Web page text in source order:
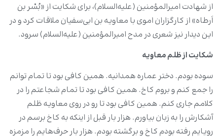
از شهادت امیرالمؤمنین (علیه‌السلام)، برای شکایت از «بُسْر بن
اَرطاه» از کارگزاران اموی با معاویه بن ابی‌سفیان ملاقات کرد و در
این دیدار نیز شعری در مدح امیرالمؤمنین (علیه‌السلام) سرود.
شکایت از ظلم معاویه
سوده بودم. دختر عماره همدانیه. همین کافی بود تا تمام توانم
را جمع کنم و بروم کاخ. همین کافی بود تا تمام شجاعتم را در
کلامم جاری کنم. همین کافی بود تا رو در روی معاویه ظلم
آشکارش را به زبان بیاورم. هزار بار قبل از اینکه به کاخ برسم در
رویایم رفته بودم کاخ و برگشته بودم. هزار بار حرف‌هایم را مزمزه